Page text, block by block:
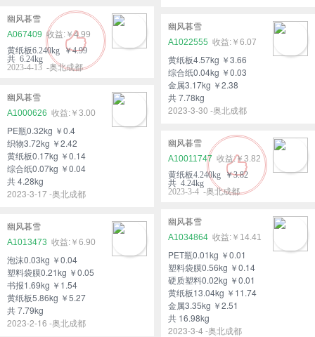
幽风暮雪
A067409
￥4.99
黄纸板6.240kg ￥4.99
共 6.24kg
2023-4-13 -奥北成都
幽风暮雪
A1022555
￥6.07
黄纸板4.57kg ￥3.66
综合纸0.04kg ￥0.03
金属3.17kg ￥2.38
共 7.78kg
2023-3-30 -奥北成都
幽风暮雪
A1000626
￥3.00
PE瓶0.32kg ￥0.4
织物3.72kg ￥2.42
黄纸板0.17kg ￥0.14
综合纸0.07kg ￥0.04
共 4.28kg
2023-3-17 -奥北成都
幽风暮雪
A10011747
￥3.82
黄纸板4.240kg ￥3.82
共 4.24kg
2023-3-4 -奥北成都
幽风暮雪
A1034864
￥14.41
PET瓶0.01kg ￥0.01
塑料袋膜0.56kg ￥0.14
硬质塑料0.02kg ￥0.01
黄纸板13.04kg ￥11.74
金属3.35kg ￥2.51
共 16.98kg
2023-3-4 -奥北成都
幽风暮雪
A1013473
￥6.90
泡沫0.03kg ￥0.04
塑料袋膜0.21kg ￥0.05
书报1.69kg ￥1.54
黄纸板5.86kg ￥5.27
共 7.79kg
2023-2-16 -奥北成都